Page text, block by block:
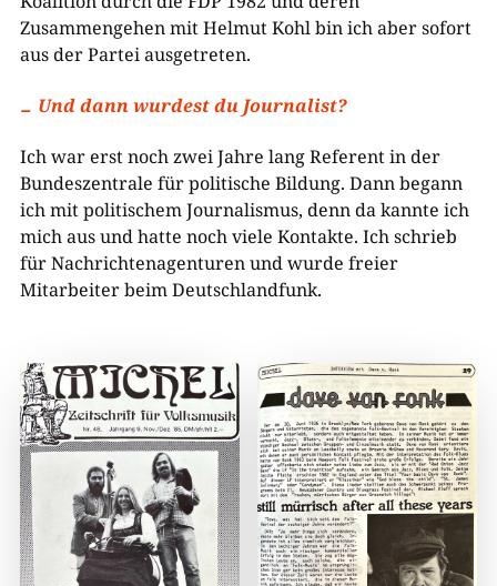
Zusammengehen mit Helmut Kohl bin ich aber sofort
aus der Partei ausgetreten.
Und dann wurdest du Journalist?
Ich war erst noch zwei Jahre lang Referent in der
Bundeszentrale für politische Bildung. Dann begann
ich mit politischem Journalismus, denn da kannte ich
mich aus und hatte noch viele Kontakte. Ich schrieb
für Nachrichtenagenturen und wurde freier
Mitarbeiter beim Deutschlandfunk.